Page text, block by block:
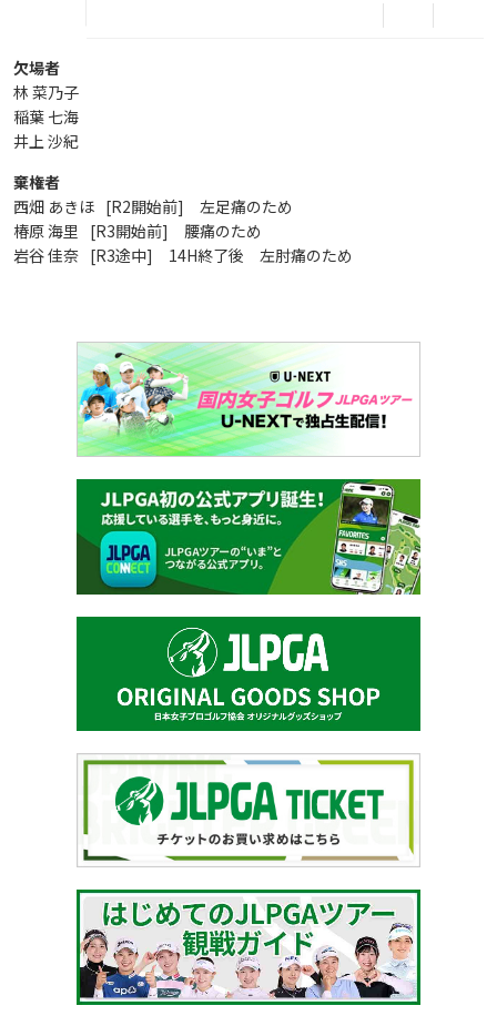
欠場者
林 菜乃子
稲葉 七海
井上 沙紀
棄権者
西畑 あきほ [R2開始前] 左足痛のため
椿原 海里
[R3開始前] 腰痛のため
岩谷 佳奈 [R3途中] 14H終了後 左肘痛のため